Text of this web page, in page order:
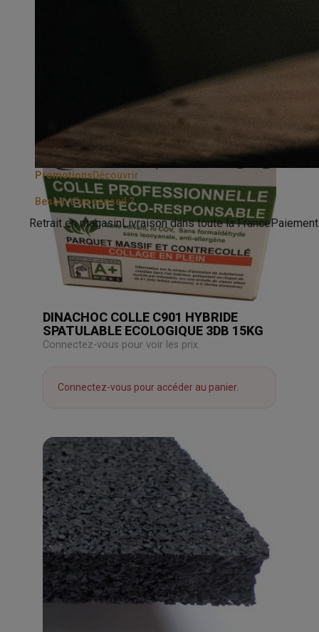
PromotionsDécouvrir
Besoin d'un conseil ?
Retrait en magasin Livraison dans toute la France
DINACHOC COLLE C901 HYBRIDE
SPATULABLE ECOLOGIQUE 3DB 15KG
Connectez-vous pour voir les prix.
Connectez-vous pour accéder au panier.